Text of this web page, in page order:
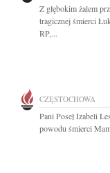
Z głębokim żalem
tragicznej śmierci
RP,...
CZĘSTOCHOWA
Pani Poseł Izabeli
powodu śmierci